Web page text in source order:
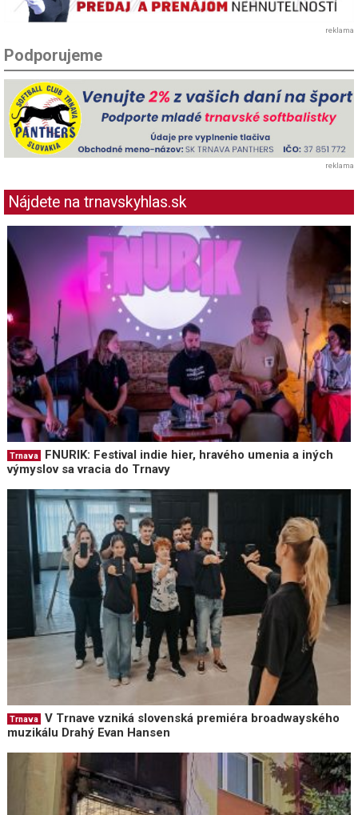
reklama
Podporujeme
reklama
Nájdete na trnavskyhlas.sk
Trnava
FNURIK: Festival indie hier, hravého umenia a iných
výmyslov sa vracia do Trnavy
Trnava
V Trnave vzniká slovenská premiéra broadwayského
muzikálu Drahý Evan Hansen